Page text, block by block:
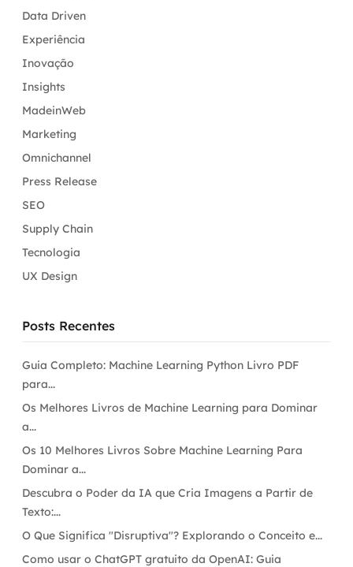
Data Driven
Experiência
Inovação
Insights
MadeinWeb
Marketing
Omnichannel
Press Release
SEO
Supply Chain
Tecnologia
UX Design
Posts Recentes
Guia Completo: Machine Learning Python Livro PDF
para...
Os Melhores Livros de Machine Learning para Dominar
a...
Os 10 Melhores Livros Sobre Machine Learning Para
Dominar a...
Descubra o Poder da IA que Cria Imagens a Partir de
Texto:...
O Que Significa "Disruptiva"? Explorando o Conceito e...
Como usar o ChatGPT gratuito da OpenAI: Guia